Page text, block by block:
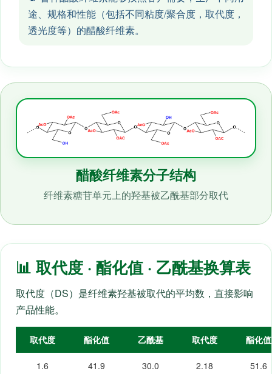
途、规格和性能（包括不同粘度/聚合度，取代度，
透光度等）的醋酸纤维素。
醋酸纤维素分子结构
纤维素糖苷单元上的羟基被乙酰基部分取代
📊 取代度 · 酯化值 · 乙酰基换算表
取代度（DS）是纤维素羟基被取代的平均数，直接影响
产品性能。
取代度 酯化值 乙酰基 取代度 酯化值
1.6 41.9 30.0 2.18 51.6